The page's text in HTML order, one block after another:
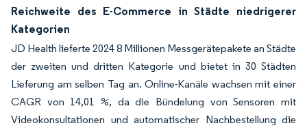
Reichweite des E-Commerce in Städte niedrigerer
Kategorien
JD Health lieferte 2024 8 Millionen Messgerätepakete an Städte
der zweiten und dritten Kategorie und bietet in 30 Städten
Lieferung am selben Tag an. Online-Kanäle wachsen mit einer
CAGR von 14,01 %, da die Bündelung von Sensoren mit
Videokonsultationen und automatischer Nachbestellung die